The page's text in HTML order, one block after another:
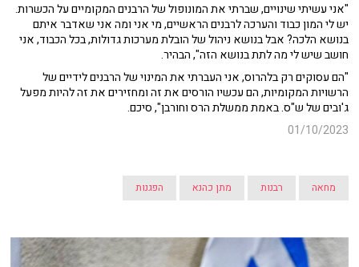
"אני עשיתי שינויים, שברתי את המונופול של הרבנים המקומיים על הכשרות.
יש לי המון כבוד והערכה לרבנים הראשיים, מי אני ומה אני שאדבר איתם
בנושא הלכה? אבל בנושא ניהול של הובלת מערכות גדולות, בכל הכבוד, אני
חושב שיש לי מה לתת בנושא הזה", הבהיר.
"הם עסוקים רק בלהרוס, אני העברתי את המינוי של הרבנים לידיים של
הרשויות המקומיות, הם עכשיו הורסים את זה ומחזירים את זה להיות מפעל
ג'ובים של ש"ס. באמת ממשלת הרס וחורבן", סיכם.
01/10/2023
מחאה רבנות מתן כהנא הפגנות